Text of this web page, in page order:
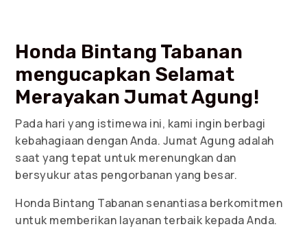
Honda Bintang Tabanan
mengucapkan Selamat
Merayakan Jumat Agung!
Pada hari yang istimewa ini, kami ingin berbagi
kebahagiaan dengan Anda. Jumat Agung adalah
saat yang tepat untuk merenungkan dan
bersyukur atas pengorbanan yang besar.
Honda Bintang Tabanan senantiasa berkomitmen
untuk memberikan layanan terbaik kepada Anda.